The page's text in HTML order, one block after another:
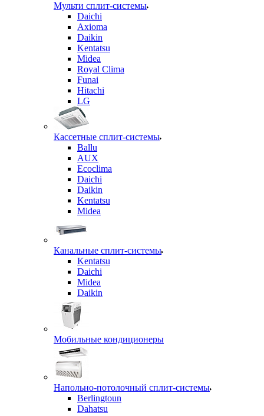
Мульти сплит-системы
Daichi
Axioma
Daikin
Kentatsu
Midea
Royal Clima
Funai
Hitachi
LG
Кассетные сплит-системы
Ballu
AUX
Ecoclima
Daichi
Daikin
Kentatsu
Midea
Канальные сплит-системы
Kentatsu
Daichi
Midea
Daikin
Мобильные кондиционеры
Напольно-потолочный сплит-системы
Berlingtoun
Dahatsu